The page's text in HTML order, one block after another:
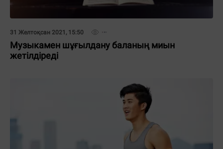
31 Желтоқсан 2021, 15:50
Музыкамен шұғылдану баланың миын
жетілдіреді